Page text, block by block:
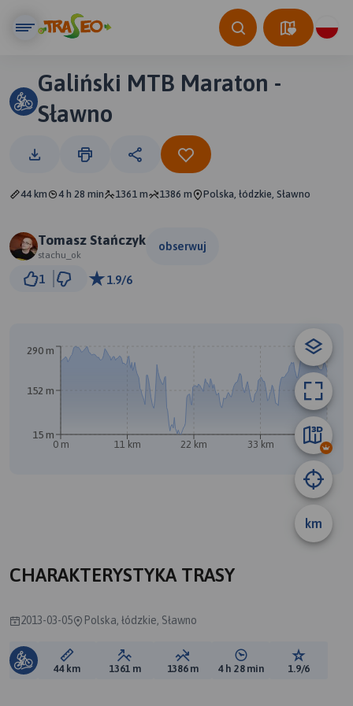
Galiński MTB Maraton -
Sławno
44 km 4 h 28 min 1361 m 1386 m Polska, łódzkie, Sławno
Tomasz Stańczyk
stachu_ok
obserwuj
1 1.9/6
km
0 m 11 km 22 km 33 km 44 km
15 m
152 m
290 m
CHARAKTERYSTYKA TRASY
2013-03-05 Polska, łódzkie, Sławno
Długość trasy:
44 km Suma przewyższeń:
1361 m Suma spadków:
1386 m Średni czas potrzebny
4 h 28 min Ocena
1.9/6